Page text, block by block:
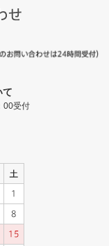
て
00受付